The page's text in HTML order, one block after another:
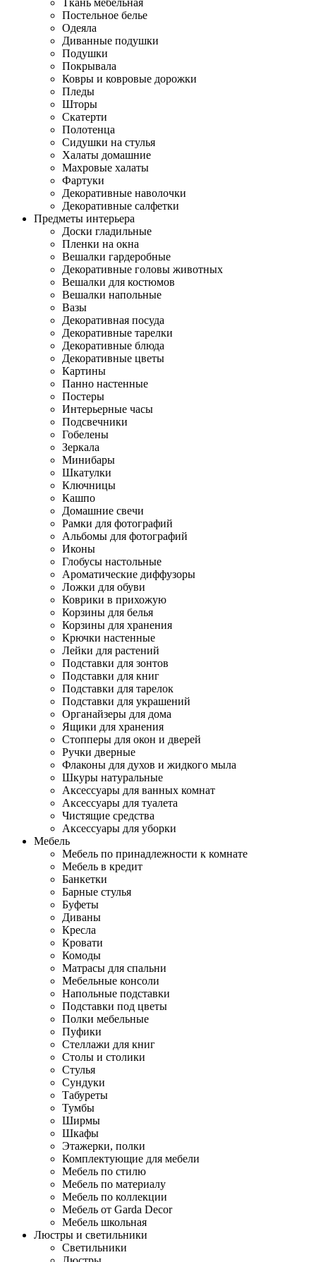
Ткань мебельная
Постельное белье
Одеяла
Диванные подушки
Подушки
Покрывала
Ковры и ковровые дорожки
Пледы
Шторы
Скатерти
Полотенца
Сидушки на стулья
Халаты домашние
Махровые халаты
Фартуки
Декоративные наволочки
Декоративные салфетки
Предметы интерьера
Доски гладильные
Пленки на окна
Вешалки гардеробные
Декоративные головы животных
Вешалки для костюмов
Вешалки напольные
Вазы
Декоративная посуда
Декоративные тарелки
Декоративные блюда
Декоративные цветы
Картины
Панно настенные
Постеры
Интерьерные часы
Подсвечники
Гобелены
Зеркала
Минибары
Шкатулки
Ключницы
Кашпо
Домашние свечи
Рамки для фотографий
Альбомы для фотографий
Иконы
Глобусы настольные
Ароматические диффузоры
Ложки для обуви
Коврики в прихожую
Корзины для белья
Корзины для хранения
Крючки настенные
Лейки для растений
Подставки для зонтов
Подставки для книг
Подставки для тарелок
Подставки для украшений
Органайзеры для дома
Ящики для хранения
Стопперы для окон и дверей
Ручки дверные
Флаконы для духов и жидкого мыла
Шкуры натуральные
Аксессуары для ванных комнат
Аксессуары для туалета
Чистящие средства
Аксессуары для уборки
Мебель
Мебель по принадлежности к комнате
Мебель в кредит
Банкетки
Барные стулья
Буфеты
Диваны
Кресла
Кровати
Комоды
Матрасы для спальни
Мебельные консоли
Напольные подставки
Подставки под цветы
Полки мебельные
Пуфики
Стеллажи для книг
Столы и столики
Стулья
Сундуки
Табуреты
Тумбы
Ширмы
Шкафы
Этажерки, полки
Комплектующие для мебели
Мебель по стилю
Мебель по материалу
Мебель по коллекции
Мебель от Garda Decor
Мебель школьная
Люстры и светильники
Светильники